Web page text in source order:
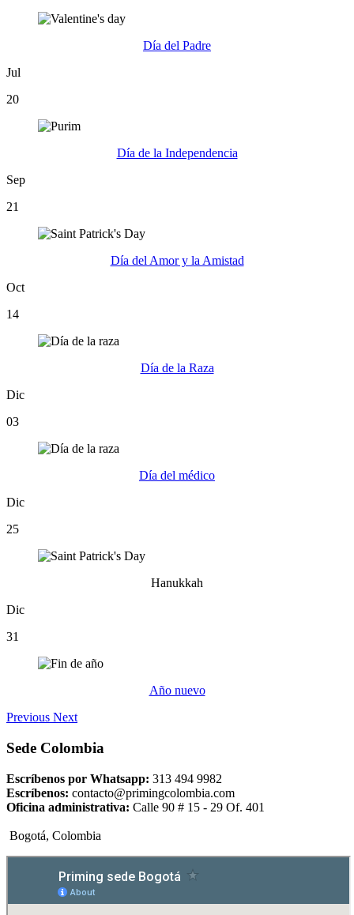
Día del Padre
Jul
20
Día de la Independencia
Sep
21
Día del Amor y la Amistad
Oct
14
Día de la Raza
Dic
03
Día del médico
Dic
25
Hanukkah
Dic
31
Año nuevo
Previous Next
Sede Colombia
Escríbenos por Whatsapp: 313 494 9982
Escríbenos: contacto@primingcolombia.com
Oficina administrativa: Calle 90 # 15 - 29 Of. 401
Bogotá, Colombia